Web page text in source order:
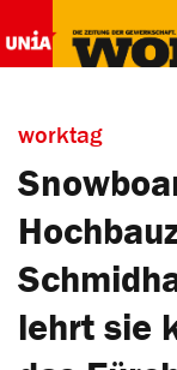
worktag
lehrt sie